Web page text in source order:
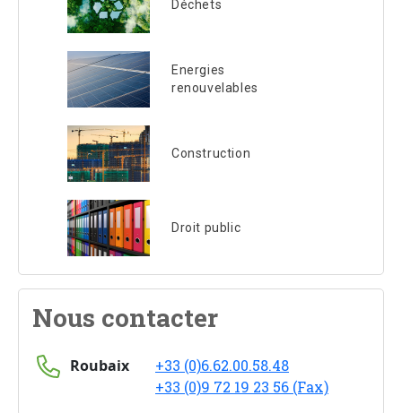
Déchets
Energies
renouvelables
Construction
Droit public
Nous contacter
Roubaix
+33 (0)6.62.00.58.48
+33 (0)9 72 19 23 56 (Fax)